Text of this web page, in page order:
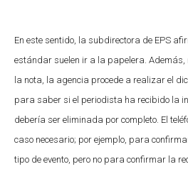
En este sentido, la subdirectora de EPS
estándar suelen ir a la papelera. Además,
la nota, la agencia procede a realizar el
para saber si el periodista ha recibido la
debería ser eliminada por completo. El
caso necesario; por ejemplo, para
tipo de evento, pero no para confirmar la